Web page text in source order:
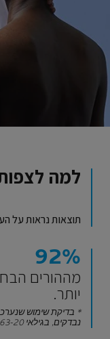
למה
תוצאות נראות על
92%
מההורים
יותר.
נבדקים, בגילאי 63-20, במשך 4 שבועות.